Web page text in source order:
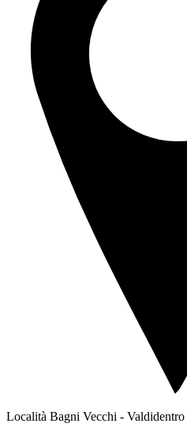
Località Bagni Vecchi - Valdidentro